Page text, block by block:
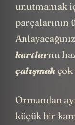
unutmamak
parçalarının
kartlarını
çalışmakçok
Ormandan
küçük bir